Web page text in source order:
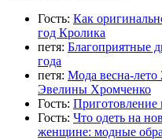
Гость: Как
год Кролика
петя: Благоприятные
года
петя: Мода весна-лето
Эвелины Хромченко
Гость: Приготовление
Гость: Что одеть на
женщине: модные